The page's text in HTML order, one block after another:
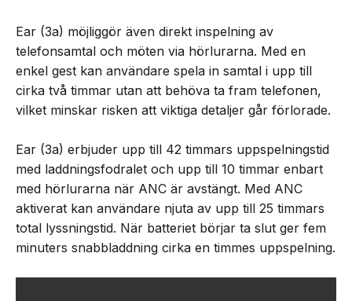
Ear (3a) möjliggör även direkt inspelning av
telefonsamtal och möten via hörlurarna. Med en
enkel gest kan användare spela in samtal i upp till
cirka två timmar utan att behöva ta fram telefonen,
vilket minskar risken att viktiga detaljer går förlorade.
Ear (3a) erbjuder upp till 42 timmars uppspelningstid
med laddningsfodralet och upp till 10 timmar enbart
med hörlurarna när ANC är avstängt. Med ANC
aktiverat kan användare njuta av upp till 25 timmars
total lyssningstid. När batteriet börjar ta slut ger fem
minuters snabbladdning cirka en timmes uppspelning.